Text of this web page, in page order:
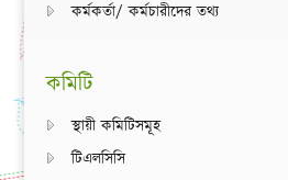
কর্মকর্তা/ কর্মচারীদের তথ্য
কমিটি
স্থায়ী কমিটিসমূহ
টিএলসিসি